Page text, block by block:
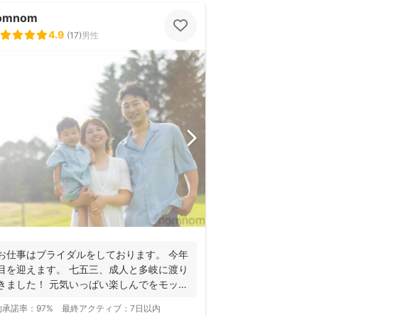
4.9 (17)男性
仕事はブライダルをしております。 今年
を迎えます。 七五三、成人と多岐に渡り
ました！ 元気いっぱい楽しんでをモット
諾率： 97% 最終アクティブ： 7日以内